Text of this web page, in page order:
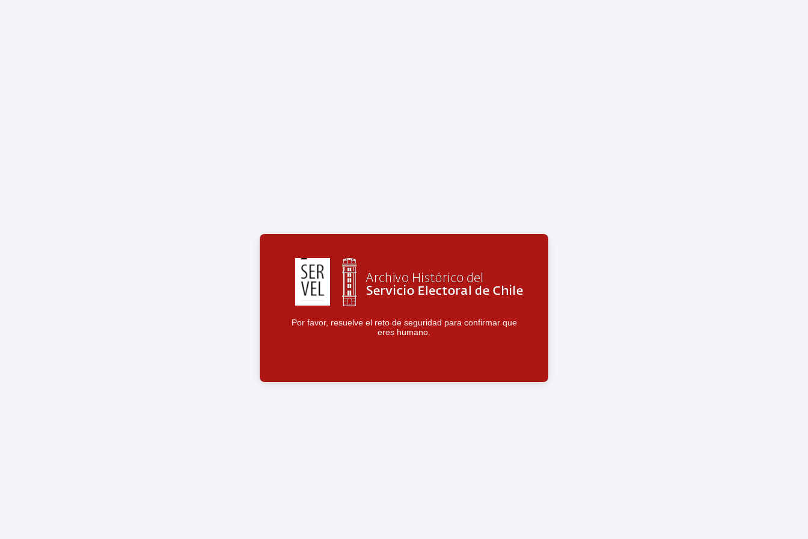
Por favor, resuelve el reto de seguridad para confirmar que
eres humano.